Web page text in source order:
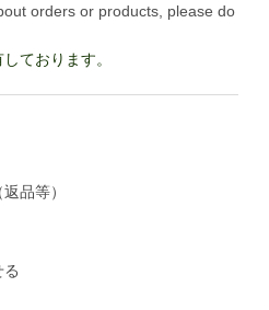
orders or products, please do
ております。
品等）